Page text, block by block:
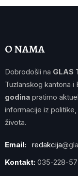
O NAMA
Dobrodošli na GLAS
Tuzlanskog kantona
godina pratimo
informacije iz
života.
Email: redakcija
Kontakt: 035-228-